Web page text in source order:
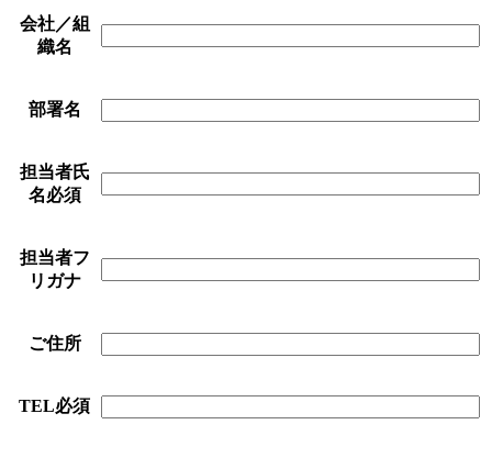
会社／組
織名
部署名
担当者氏
名必須
担当者フ
リガナ
ご住所
TEL必須